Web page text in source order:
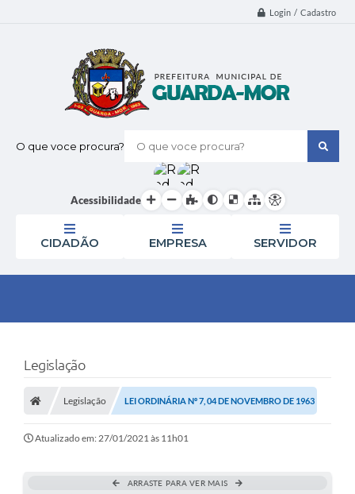
Login / Cadastro
O que voce procura?
Acessibilidade
CIDADÃO EMPRESA SERVIDOR
Legislação
Legislação LEI ORDINÁRIA Nº 7, 04 DE NOVEMBRO DE 1963
Atualizado em: 27/01/2021 às 11h01
ARRASTE PARA VER MAIS